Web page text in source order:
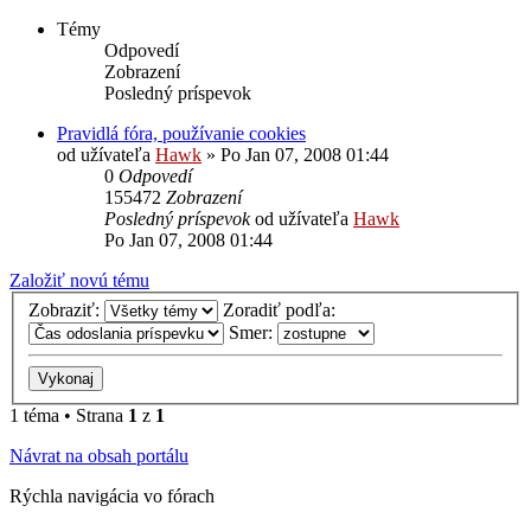
Témy
Odpovedí
Zobrazení
Posledný príspevok
Pravidlá fóra, používanie cookies
od užívateľa Hawk » Po Jan 07, 2008 01:44
0 Odpovedí
155472 Zobrazení
Posledný príspevokod užívateľa Hawk
Po Jan 07, 2008 01:44
Založiť novú tému
Zobraziť:
Zoradiť podľa:
Smer:
1 téma • Strana 1 z 1
Návrat na obsah portálu
Rýchla navigácia vo fórach